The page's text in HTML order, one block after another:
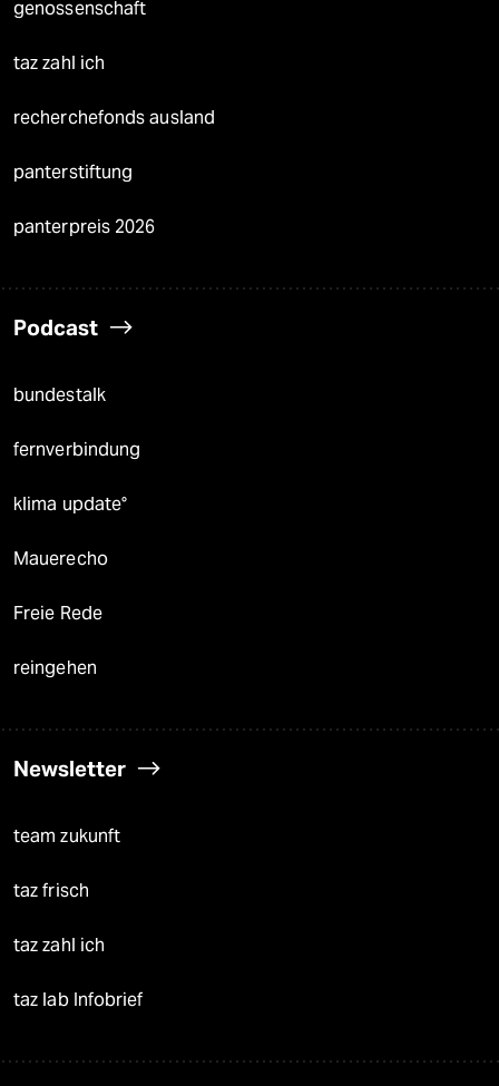
genossenschaft
taz zahl ich
recherchefonds ausland
panterstiftung
panterpreis 2026
Podcast
bundestalk
fernverbindung
klima update°
Mauerecho
Freie Rede
reingehen
Newsletter
team zukunft
taz frisch
taz zahl ich
taz lab Infobrief